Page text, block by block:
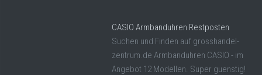
CASIO Armbanduhren Restposten
Suchen und Finden auf grosshandel-
zentrum.de Armbanduhren CASIO - im
Angebot 12 Modellen. Super guenstig!